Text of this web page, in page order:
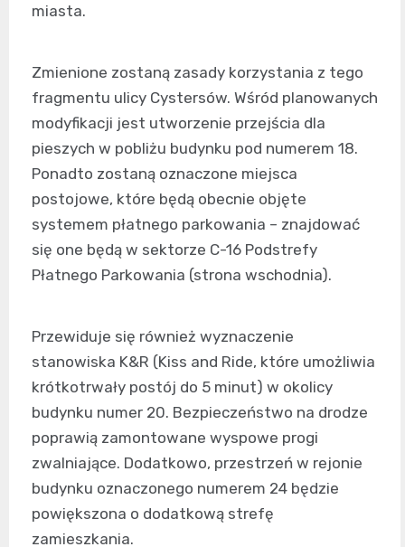
miasta.
Zmienione zostaną zasady korzystania z tego
fragmentu ulicy Cystersów. Wśród planowanych
modyfikacji jest utworzenie przejścia dla
pieszych w pobliżu budynku pod numerem 18.
Ponadto zostaną oznaczone miejsca
postojowe, które będą obecnie objęte
systemem płatnego parkowania – znajdować
się one będą w sektorze C-16 Podstrefy
Płatnego Parkowania (strona wschodnia).
Przewiduje się również wyznaczenie
stanowiska K&R (Kiss and Ride, które umożliwia
krótkotrwały postój do 5 minut) w okolicy
budynku numer 20. Bezpieczeństwo na drodze
poprawią zamontowane wyspowe progi
zwalniające. Dodatkowo, przestrzeń w rejonie
budynku oznaczonego numerem 24 będzie
powiększona o dodatkową strefę
zamieszkania.